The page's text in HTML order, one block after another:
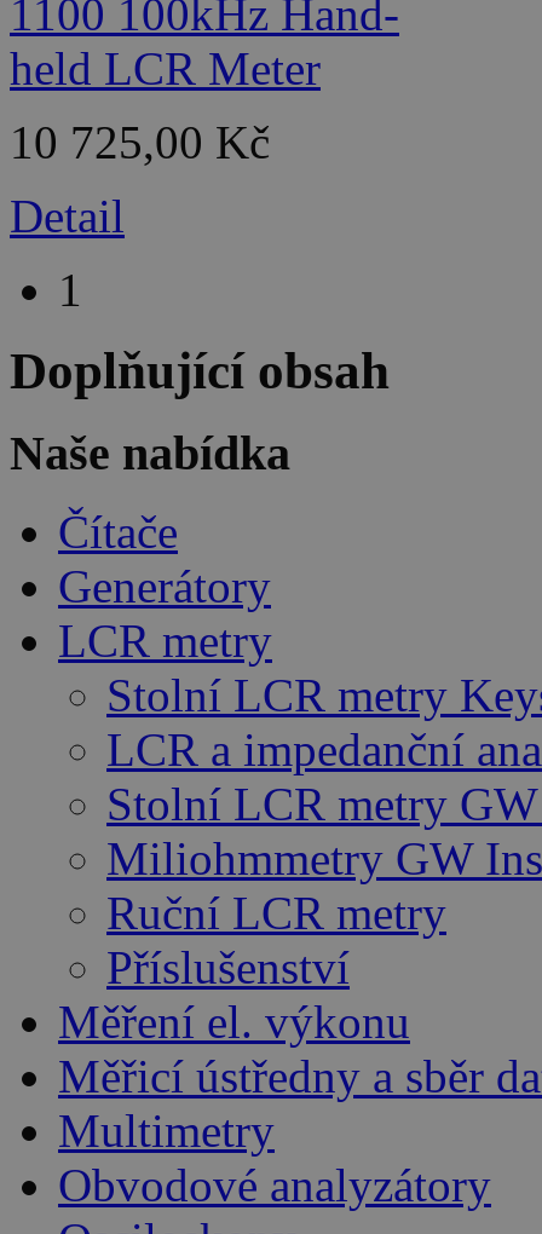
10 725,00 Kč
Detail
1
Doplňující obsah
Naše nabídka
Čítače
Generátory
LCR metry
Stolní LCR metry
LCR a impedanční
Stolní LCR metry
Miliohmmetry GW
Ruční LCR metry
Příslušenství
Měření el. výkonu
Měřicí ústředny a sběr
Multimetry
Obvodové analyzátory